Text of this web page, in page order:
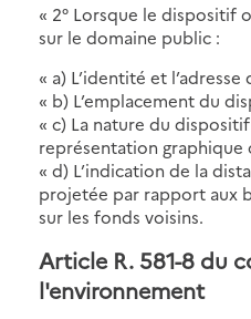
« 2° Lorsque le dispositif
sur le domaine public :
« a) L’identité et
« b) L’emplacement du
« c) La nature du
représentation graphique
« d) L’indication de la
projetée par rapport aux
sur les fonds voisins.
Article R. 581-8 du
l'environnement